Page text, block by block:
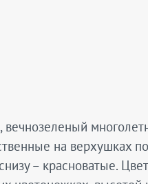
вечнозеленый
на верхушках
– красноватые.